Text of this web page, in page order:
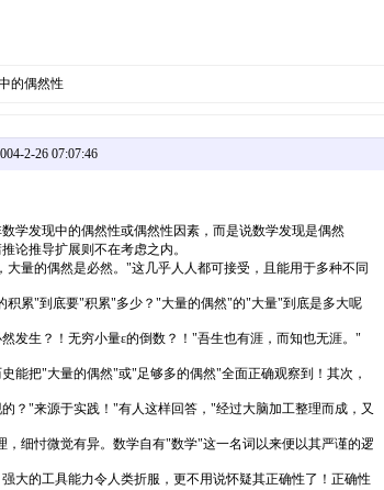
的偶然性
2-26 07:07:46
学发现中的偶然性或偶然性因素，而是说数学发现是偶然
论推导扩展则不在考虑之内。
大量的偶然是必然。"这几乎人人都可接受，且能用于多种不同
积累"到底要"积累"多少？"大量的偶然"的"大量"到底是多大呢
发生？！无穷小量ε的倒数？！"吾生也有涯，而知也无涯。"
能把"大量的偶然"或"足够多的偶然"全面正确观察到！其次，
？"来源于实践！"有人这样回答，"经过大脑加工整理而成，又
，细忖微觉有异。数学自有"数学"这一名词以来便以其严谨的逻
大的工具能力令人类折服，更不用说怀疑其正确性了！正确性